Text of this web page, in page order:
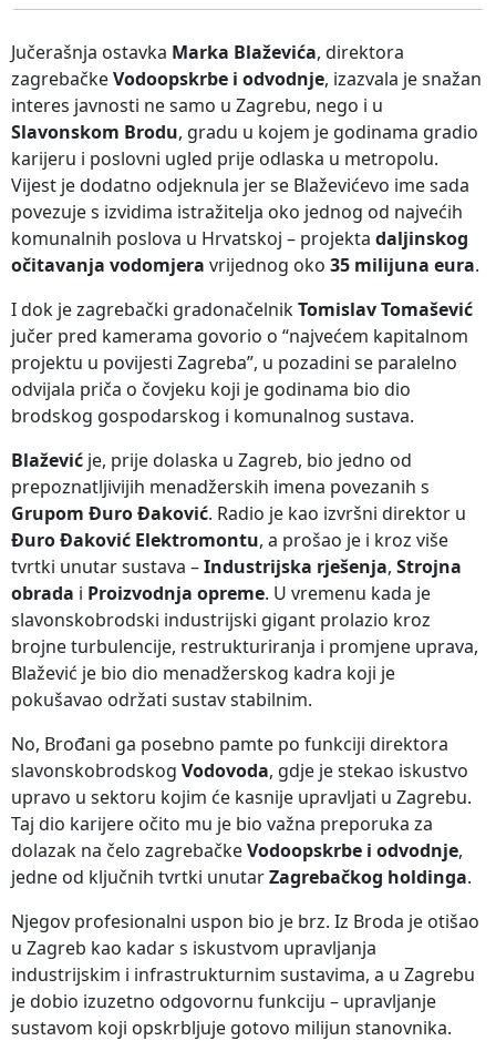
Jučerašnja ostavka Marka Blaževića, direktora
zagrebačkeVodoopskrbe i odvodnje, izazvala je snažan
interes javnosti ne samo u Zagrebu, nego i u
Slavonskom Brodu, gradu u kojem je godinama gradio
karijeru i poslovni ugled prije odlaska u metropolu.
Vijest je dodatno odjeknula jer se Blaževićevo ime sada
povezuje s izvidima istražitelja oko jednog od najvećih
komunalnih poslova u Hrvatskoj – projekta daljinskog
očitavanja vodomjera vrijednog oko 35 milijuna eura.
I dok je zagrebački gradonačelnikTomislav Tomašević
jučer pred kamerama govorio o “najvećem kapitalnom
projektu u povijesti Zagreba”, u pozadini se paralelno
odvijala priča o čovjeku koji je godinama bio dio
brodskog gospodarskog i komunalnog sustava.
Blažević je, prije dolaska u Zagreb, bio jedno od
prepoznatljivijih menadžerskih imena povezanih s
Grupom Đuro Đaković. Radio je kao izvršni direktor u
Đuro Đaković Elektromontu, a prošao je i kroz više
tvrtki unutar sustava –Industrijska rješenja, Strojna
obrada i Proizvodnja opreme. U vremenu kada je
slavonskobrodski industrijski gigant prolazio kroz
brojne turbulencije, restrukturiranja i promjene uprava,
Blažević je bio dio menadžerskog kadra koji je
pokušavao održati sustav stabilnim.
No, Brođani ga posebno pamte po funkciji direktora
slavonskobrodskog Vodovoda, gdje je stekao iskustvo
upravo u sektoru kojim će kasnije upravljati u Zagrebu.
Taj dio karijere očito mu je bio važna preporuka za
dolazak na čelo zagrebačkeVodoopskrbe i odvodnje,
jedne od ključnih tvrtki unutarZagrebačkog holdinga.
Njegov profesionalni uspon bio je brz. Iz Broda je otišao
u Zagreb kao kadar s iskustvom upravljanja
industrijskim i infrastrukturnim sustavima, a u Zagrebu
je dobio izuzetno odgovornu funkciju – upravljanje
sustavom koji opskrbljuje gotovo milijun stanovnika.